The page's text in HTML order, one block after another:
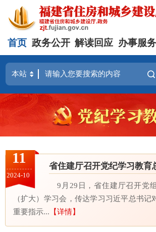
首页 政务公开 解读回应 办事服务
11
2024-10
省住建厅召开党纪学习教育
9月29日，省住建厅召开党组
（扩大）学习会，传达学习习近平总书记
重要指示... 【详情】